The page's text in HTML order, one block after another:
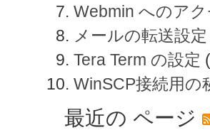
Webmin へのア
メールの転送設定
Tera Term の設定
WinSCP接続用の
最近の ページ